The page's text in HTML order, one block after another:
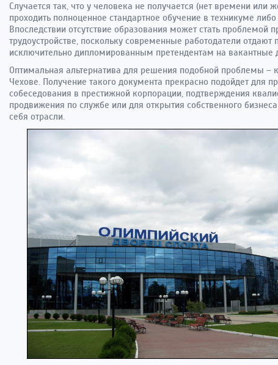
Случается так, что у человека не получается (нет времени или
проходить полноценное стандартное обучение в техникуме либо
Впоследствии отсутствие образования может стать проблемой
трудоустройстве, поскольку современные работодатели отдают
исключительно дипломированным претендентам на вакантные
Оптимальная альтернатива для решения подобной проблемы –
Чехове. Получение такого документа прекрасно подойдет для
собеседования в престижной корпорации, подтверждения
продвижения по службе или для открытия собственного
себя отрасли.